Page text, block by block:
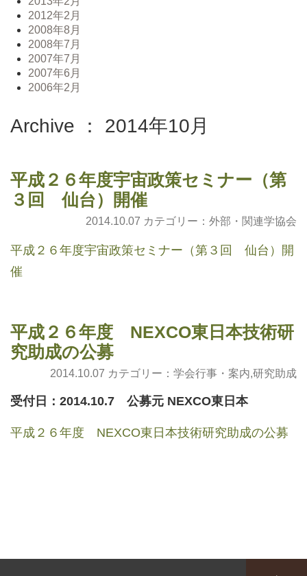
2012年2月
2008年8月
2008年7月
2007年7月
2007年6月
2006年2月
Archive ： 2014年10月
平成２６年度宇宙政策セミナー（第
３回 仙台）開催
2014.10.07 カテゴリー： 外部・関連学協会
平成２６年度宇宙政策セミナー（第３回 仙台）開
催
平成２６年度 NEXCO東日本技術研
究助成の公募
2014.10.07 カテゴリー： 学会行事・案内,研究助成
受付日：2014.10.7 公募元 NEXCO東日本
平成２６年度 NEXCO東日本技術研究助成の公募